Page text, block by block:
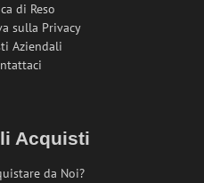
di Reso
sulla Privacy
Aziendali
Acquisti
da Noi?